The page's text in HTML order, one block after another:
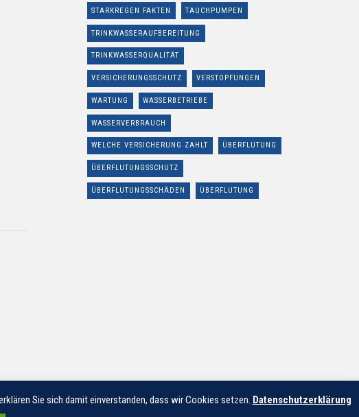
STARKREGEN FAKTEN TAUCHPUMPEN
TRINKWASSERAUFBEREITUNG
TRINKWASSERQUALITÄT
VERSICHERUNGSSCHUTZ VERSTOPFUNGEN
WARTUNG WASSERBETRIEBE
WASSERVERBRAUCH
WELCHE VERSICHERUNG ZAHLT ÜBERFLUTUNG
ÜBERFLUTUNGSSCHUTZ
ÜBERFLUTUNGSSCHÄDEN ÜBERFLUTUNG
Sie sich damit einverstanden, dass wir Cookies setzen. Datenschutzerklärung